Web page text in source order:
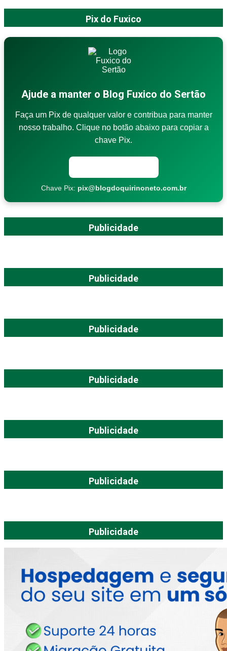
Pix do Fuxico
Ajude a manter o Blog Fuxico do Sertão
Faça um Pix de qualquer valor e contribua para manter
nosso trabalho. Clique no botão abaixo para copiar a
chave Pix.
Chave Pix: pix@blogdoquirinoneto.com.br
Publicidade
Publicidade
Publicidade
Publicidade
Publicidade
Publicidade
Publicidade